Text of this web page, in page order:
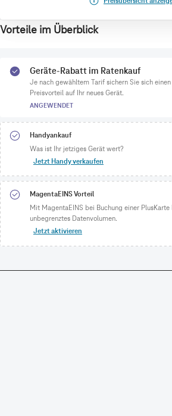
Vorteile im Überblick
Geräte-Rabatt im Ratenkauf
Je nach gewähltem Tarif sichern Sie sich
Preisvorteil auf Ihr neues Gerät.
ANGEWENDET
Handyankauf
Was ist Ihr jetziges Gerät wert?
Jetzt Handy verkaufen
MagentaEINS Vorteil
Mit MagentaEINS bei Buchung einer
unbegrenztes Datenvolumen.
Jetzt aktivieren